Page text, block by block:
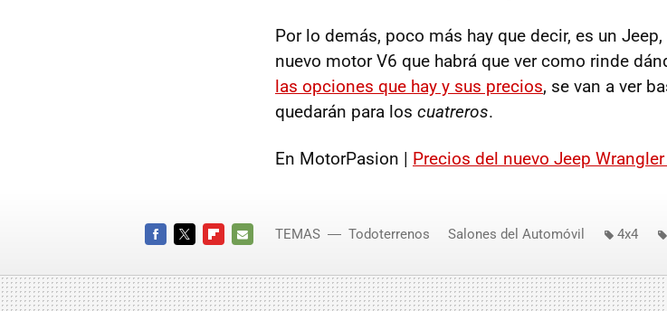
Por lo demás, poco más hay que decir, es un
nuevo motor V6 que habrá que ver como rinde
las opciones que hay y sus precios, se van a ver
quedarán para los cuatreros.
En MotorPasion | Precios del nuevo Jeep
MAIL
TEMAS Todoterrenos Salones del Automóvil 4x4